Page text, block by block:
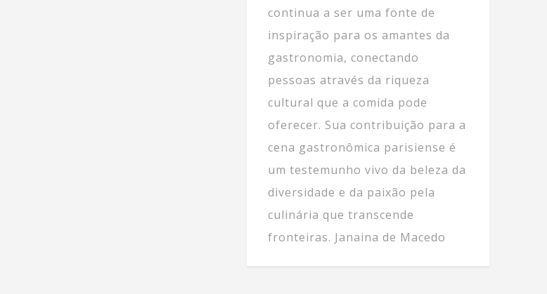
continua a ser uma fonte de
inspiração para os amantes da
gastronomia, conectando
pessoas através da riqueza
cultural que a comida pode
oferecer. Sua contribuição para a
cena gastronômica parisiense é
um testemunho vivo da beleza da
diversidade e da paixão pela
culinária que transcende
fronteiras. Janaina de Macedo